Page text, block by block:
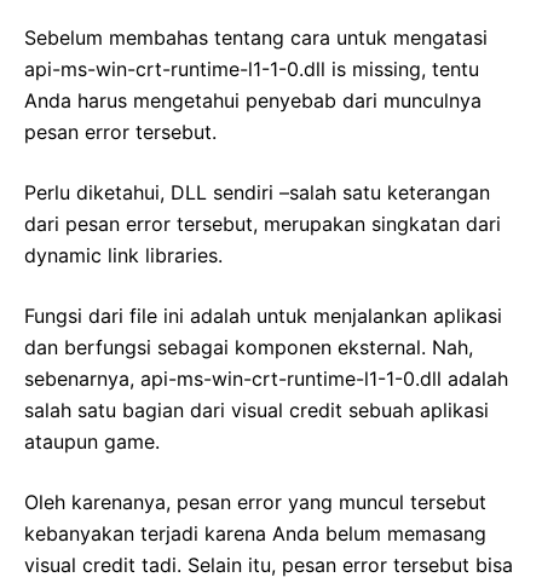
Sebelum membahas tentang cara untuk mengatasi
api-ms-win-crt-runtime-l1-1-0.dll is missing, tentu
Anda harus mengetahui penyebab dari munculnya
pesan error tersebut.
Perlu diketahui, DLL sendiri –salah satu keterangan
dari pesan error tersebut, merupakan singkatan dari
dynamic link libraries.
Fungsi dari file ini adalah untuk menjalankan aplikasi
dan berfungsi sebagai komponen eksternal. Nah,
sebenarnya, api-ms-win-crt-runtime-l1-1-0.dll adalah
salah satu bagian dari visual credit sebuah aplikasi
ataupun game.
Oleh karenanya, pesan error yang muncul tersebut
kebanyakan terjadi karena Anda belum memasang
visual credit tadi. Selain itu, pesan error tersebut bisa